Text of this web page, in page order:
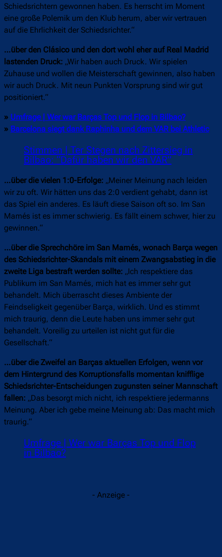
Schiedsrichtern gewonnen haben. Es herrscht im Moment
eine große Polemik um den Klub herum, aber wir vertrauen
auf die Ehrlichkeit der Schiedsrichter.“
…über den Clásico und den dort wohl eher auf Real Madrid
lastenden Druck: „Wir haben auch Druck. Wir spielen
Zuhause und wollen die Meisterschaft gewinnen, also haben
wir auch Druck. Mit neun Punkten Vorsprung sind wir gut
positioniert.“
» Umfrage | Wer war Barças Top und Flop in Bilbao?
» Barcelona siegt dank Raphinha und dem VAR bei Athletic
Stimmen | Ter Stegen nach Zittersieg in
Bilbao: “Dafür haben wir den VAR”
…über die vielen 1:0-Erfolge: „Meiner Meinung nach leiden
wir zu oft. Wir hätten uns das 2:0 verdient gehabt, dann ist
das Spiel ein anderes. Es läuft diese Saison oft so. Im San
Mamés ist es immer schwierig. Es fällt einem schwer, hier zu
gewinnen.“
…über die Sprechchöre im San Mamés, wonach Barça wegen
des Schiedsrichter-Skandals mit einem Zwangsabstieg in die
zweite Liga bestraft werden sollte: „Ich respektiere das
Publikum im San Mamés, mich hat es immer sehr gut
behandelt. Mich überrascht dieses Ambiente der
Feindseligkeit gegenüber Barça, wirklich. Und es stimmt
mich traurig, denn die Leute haben uns immer sehr gut
behandelt. Voreilig zu urteilen ist nicht gut für die
Gesellschaft.“
…über die Zweifel an Barças aktuellen Erfolgen, wenn vor
dem Hintergrund des Korruptionsfalls momentan knifflige
Schiedsrichter-Entscheidungen zugunsten seiner Mannschaft
fallen: „Das besorgt mich nicht, ich respektiere jedermanns
Meinung. Aber ich gebe meine Meinung ab: Das macht mich
traurig.“
Umfrage | Wer war Barças Top und Flop
in Bilbao?
- Anzeige -